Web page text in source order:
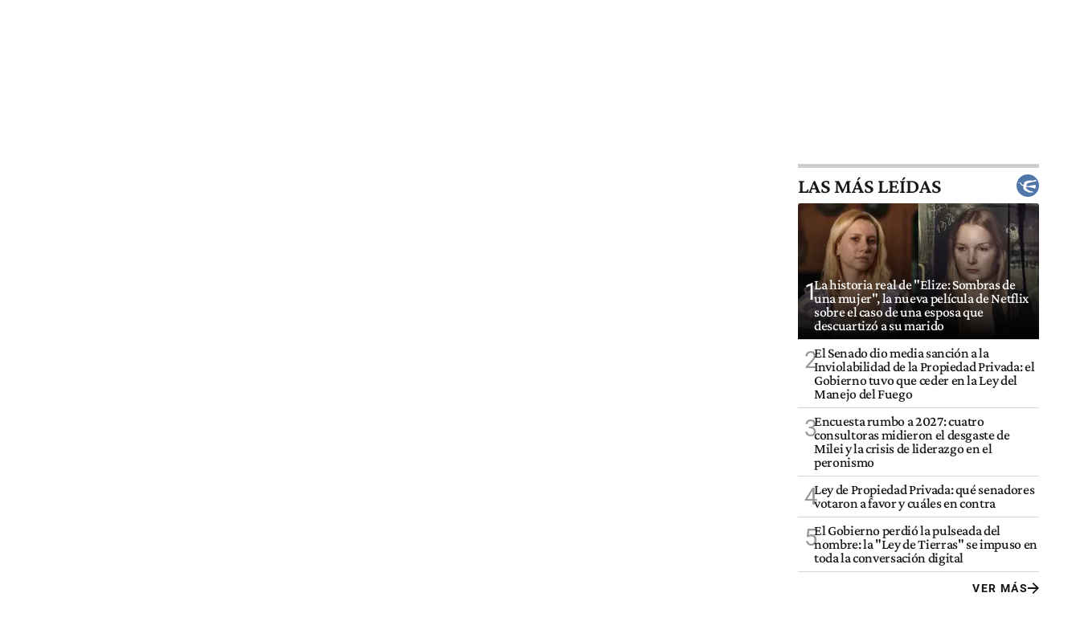
LAS MÁS LEÍDAS
1La historia real de "Elize: Sombras de
una mujer", la nueva película de Netflix
sobre el caso de una esposa que
descuartizó a su marido
2El Senado dio media sanción a la
Inviolabilidad de la Propiedad Privada: el
Gobierno tuvo que ceder en la Ley del
Manejo del Fuego
3Encuesta rumbo a 2027: cuatro
consultoras midieron el desgaste de
Milei y la crisis de liderazgo en el
peronismo
4Ley de Propiedad Privada: qué senadores
votaron a favor y cuáles en contra
5El Gobierno perdió la pulseada del
nombre: la "Ley de Tierras" se impuso en
toda la conversación digital
VER MÁS